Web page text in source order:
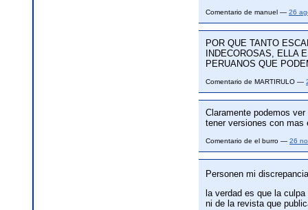
Comentario de manuel — 26
POR QUE TANTO
INDECOROSAS, ELLA
PERUANOS QUE
Comentario de MARTIRULO —
Claramente podemos
tener versiones con
Comentario de el burro — 26
Personen mi
la verdad es que la
ni de la revista que